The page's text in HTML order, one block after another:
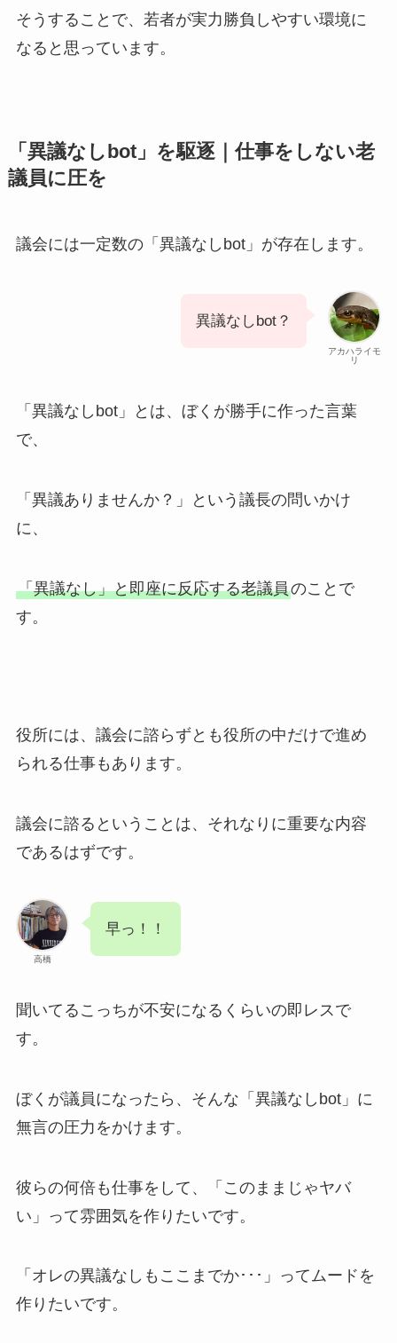
そうすることで、若者が実力勝負しやすい環境に
なると思っています。
「異議なしbot」を駆逐｜仕事をしない老
議員に圧を
議会には一定数の「異議なしbot」が存在します。
アカハライモ
リ
異議なしbot？
「異議なしbot」とは、ぼくが勝手に作った言葉
で、
「異議ありませんか？」という議長の問いかけ
に、
「異議なし」と即座に反応する老議員のことで
す。
役所には、議会に諮らずとも役所の中だけで進め
られる仕事もあります。
議会に諮るということは、それなりに重要な内容
であるはずです。
高橋
早っ！！
聞いてるこっちが不安になるくらいの即レスで
す。
ぼくが議員になったら、そんな「異議なしbot」に
無言の圧力をかけます。
彼らの何倍も仕事をして、「このままじゃヤバ
い」って雰囲気を作りたいです。
「オレの異議なしもここまでか･･･」ってムードを
作りたいです。